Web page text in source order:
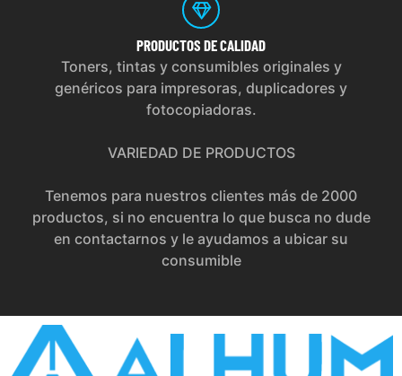
PRODUCTOS DE CALIDAD
Toners, tintas y consumibles originales y
genéricos para impresoras, duplicadores y
fotocopiadoras.
VARIEDAD DE PRODUCTOS
Tenemos para nuestros clientes más de 2000
productos, si no encuentra lo que busca no dude
en contactarnos y le ayudamos a ubicar su
consumible